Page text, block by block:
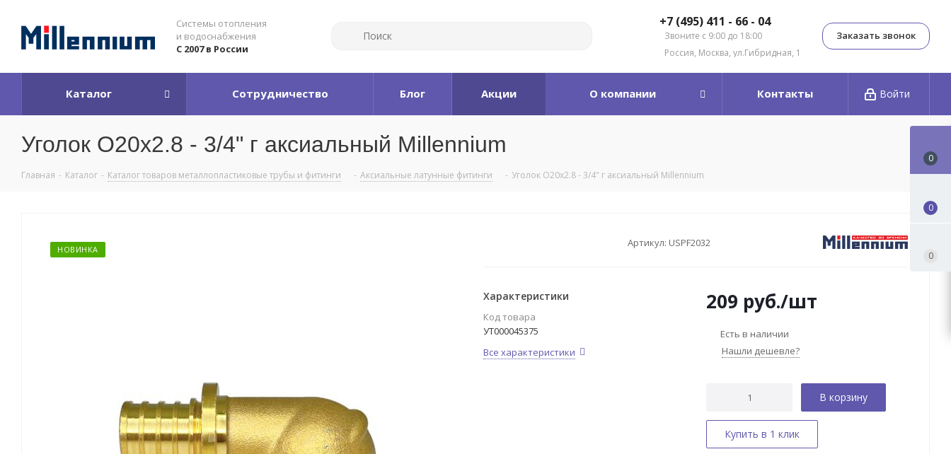
Системы отопления
и водоснабжения
С 2007 в России
+7 (495) 411 - 66 - 04
Звоните с 9:00 до 18:00
Россия, Москва, ул.Гибридная, 1
Заказать звонок
Войти
Каталог Сотрудничество Блог Акции О компании Контакты
Уголок O20x2.8 - 3/4" г аксиальный Millennium
Главная - Каталог - Каталог товаров металлопластиковые трубы и фитинги - Аксиальные латунные фитинги - Уголок O20x2.8 - 3/4" г аксиальный Millennium
НОВИНКА
Артикул: USPF2032
Характеристики
Код товара
УТ000045375
Все характеристики
209 руб./шт
Есть в наличии
Нашли дешевле?
В корзину
Купить в 1 клик
0
0
0